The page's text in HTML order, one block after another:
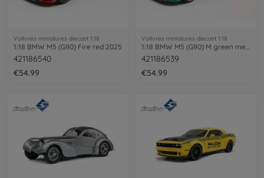
Voitures miniatures diecast 1:18
1:18 BMW M5 (G90) Fire red 2025
421186540
€54.99
Voitures miniatures diecast 1:18
1:18 BMW M5 (G90) M green metal. 2025
421186539
€54.99